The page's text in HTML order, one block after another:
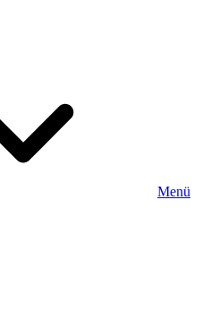
Menü